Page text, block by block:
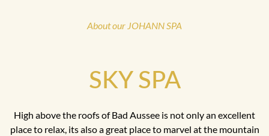
About our JOHANN SPA
SKY SPA
High above the roofs of Bad Aussee is not only an excellent
place to relax, its also a great place to marvel at the mountain